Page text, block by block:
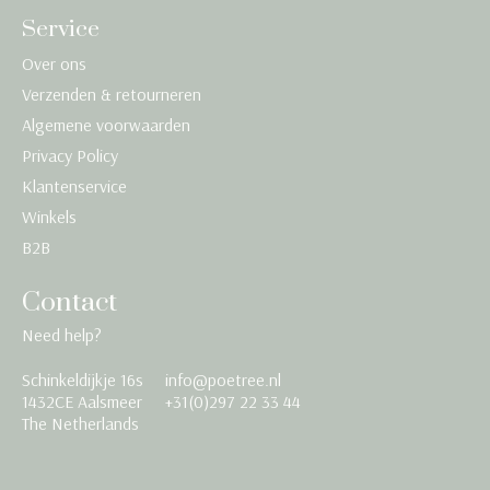
Service
Over ons
Verzenden & retourneren
Algemene voorwaarden
Privacy Policy
Klantenservice
Winkels
B2B
Contact
Need help?
Schinkeldijkje 16s
1432CE Aalsmeer
The Netherlands
info@poetree.nl
+31(0)297 22 33 44